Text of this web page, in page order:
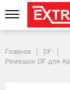
Главная
DF
Ремешок DF для